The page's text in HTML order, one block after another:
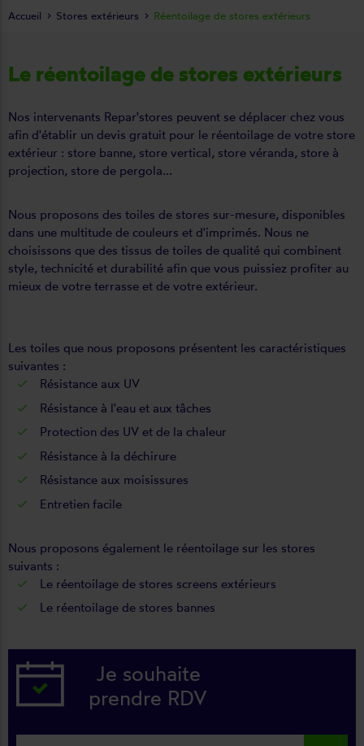
Le réentoilage de stores extérieurs
Nos intervenants Repar'stores peuvent se déplacer chez vous
afin d'établir un devis gratuit pour le réentoilage de votre store
extérieur : store banne, store vertical, store véranda, store à
projection, store de pergola...
Nous proposons des toiles de stores sur-mesure, disponibles
dans une multitude de couleurs et d'imprimés. Nous ne
choisissons que des tissus de toiles de qualité qui combinent
style, technicité et durabilité afin que vous puissiez profiter au
mieux de votre terrasse et de votre extérieur.
Les toiles que nous proposons présentent les caractéristiques
suivantes :
Résistance aux UV
Résistance à l'eau et aux tâches
Protection des UV et de la chaleur
Résistance à la déchirure
Résistance aux moisissures
Entretien facile
Nous proposons également le réentoilage sur les stores
suivants :
Le réentoilage de stores screens extérieurs
Le réentoilage de stores bannes
Je souhaite
prendre RDV
Accueil Stores extérieurs Réentoilage de stores extérieurs